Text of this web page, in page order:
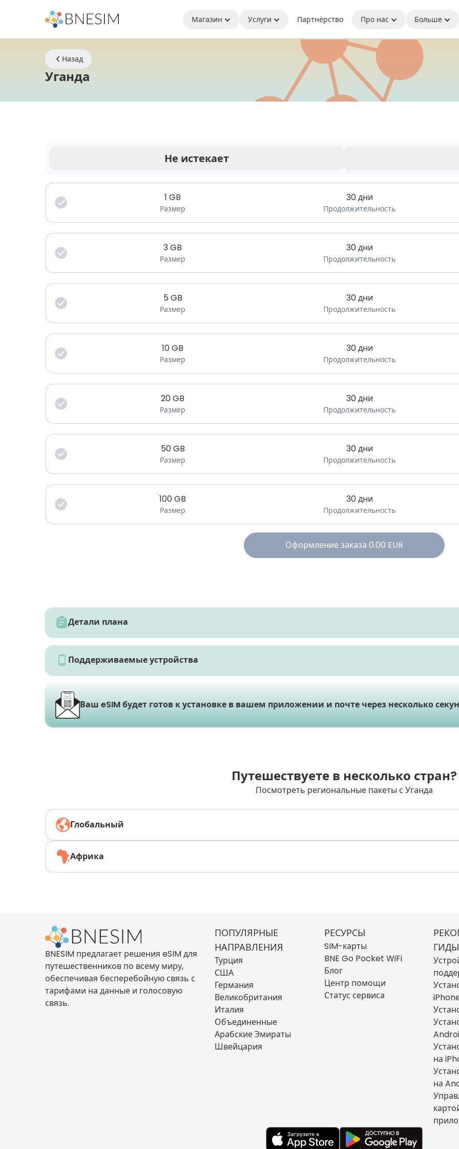
Магазин Услуги Партнёрство Про нас Больше
Назад
Уганда eSIM | Оставайтесь на связи где бы вы ни находились
Не истекает
Ваши данные действительны в течение ограниченного времени.
1 GB
Размер
30 дни
Продолжительность
3GB
Размер
30 дни
Продолжительность
5 GB
Размер
30 дни
Продолжительность
10GB
Размер
30 дни
Продолжительность
20GB
Размер
30 дни
Продолжительность
50GB
Размер
30 дни
Продолжительность
100GB
Размер
30 дни
Продолжительность
Оформление заказа 0.00 EUR
Детали плана
Поддерживаемые устройства
Ваш eSIM будет готов к установке в вашем приложении и почте через несколько
Путешествуете в несколько стран?
Посмотреть региональные пакеты с Уганда
Глобальный
Африка
BNESIM предлагает решения eSIM для
путешественников по всему миру,
обеспечивая бесперебойную связь с
тарифами на данные и голосовую
связь.
ПОПУЛЯРНЫЕ
НАПРАВЛЕНИЯ
Турция
США
Германия
Великобритания
Италия
Объединенные
Арабские Эмираты
Швейцария
РЕСУРСЫ
SIM-карты
BNE Go Pocket WiFi
Блог
Центр помощи
Статус сервиса
ГИДЫ
на
на